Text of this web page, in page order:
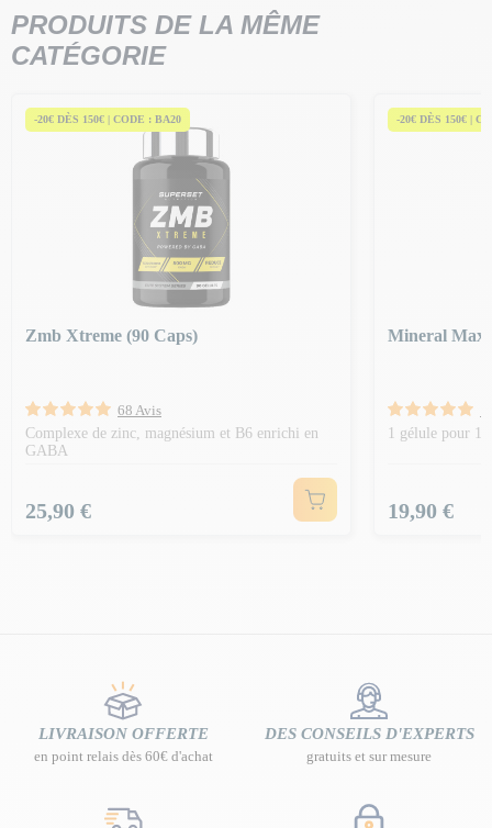
PRODUITS DE LA MÊME
CATÉGORIE
-20€ DÈS 150€ | CODE : BA20
Zmb Xtreme (90 Caps)
68 Avis
Complexe de zinc, magnésium et B6 enrichi en
GABA
Prix
25,90 €
-20€ DÈS 150€ |
Mineral Max
1 gélule pour
Prix
19,90 €
LIVRAISON OFFERTE
en point relais dès 60€ d'achat
DES CONSEILS D'EXPERTS
gratuits et sur mesure